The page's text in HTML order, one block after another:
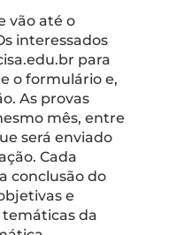
vão até o
interessados
para
o formulário e,
As provas
mês, entre
será enviado
Cada
conclusão do
e
da